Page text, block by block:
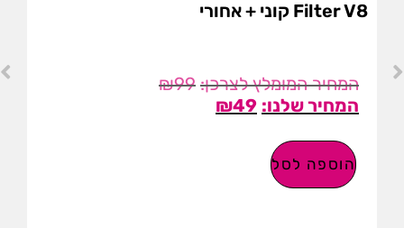
Filter V8 קוני + אחורי
₪99
₪49
הוספה לסל